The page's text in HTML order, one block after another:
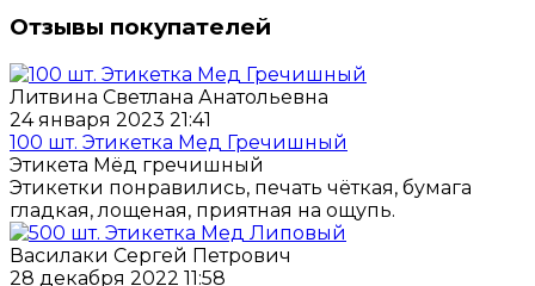
Отзывы покупателей
Литвина Светлана Анатольевна
24 января 2023 21:41
100 шт. Этикетка Мед Гречишный
Этикета Мёд гречишный
Этикетки понравились, печать чёткая, бумага
гладкая, лощеная, приятная на ощупь.
Василаки Сергей Петрович
28 декабря 2022 11:58